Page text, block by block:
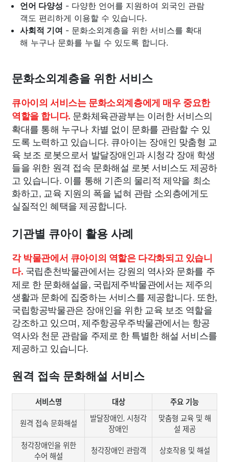
언어 다양성 - 다양한 언어를 지원하여 외국인 관람
객도 편리하게 이용할 수 있습니다.
사회적 기여 - 문화소외계층을 위한 서비스를 확대
해 누구나 문화를 누릴 수 있도록 합니다.
문화소외계층을 위한 서비스
큐아이의 서비스는 문화소외계층에게 매우 중요한
역할을 합니다. 문화체육관광부는 이러한 서비스의
확대를 통해 누구나 차별 없이 문화를 관람할 수 있
도록 노력하고 있습니다. 큐아이는 장애인 맞춤형 교
육 보조 로봇으로서 발달장애인과 시청각 장애 학생
들을 위한 원격 접속 문화해설 로봇 서비스도 제공하
고 있습니다. 이를 통해 기존의 물리적 제약을 최소
화하고, 교육 지원의 폭을 넓혀 관람 소외층에게도
실질적인 혜택을 제공합니다.
기관별 큐아이 활용 사례
각 박물관에서 큐아이의 역할은 다각화되고 있습니
다. 국립춘천박물관에서는 강원의 역사와 문화를 주
제로 한 문화해설을, 국립제주박물관에서는 제주의
생활과 문화에 집중하는 서비스를 제공합니다. 또한,
국립항공박물관은 장애인을 위한 교육 보조 역할을
강조하고 있으며, 제주항공우주박물관에서는 항공
역사와 천문 관람을 주제로 한 특별한 해설 서비스를
제공하고 있습니다.
원격 접속 문화해설 서비스
서비스명 대상 주요 기능
원격 접속 문화해설
발달장애인, 시청각
장애인
맞춤형 교육 및 해
설 제공
청각장애인을 위한
수어 해설
청각장애인 관람객 상호작용 및 해설